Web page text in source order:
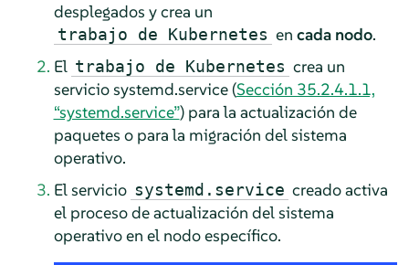
desplegados y crea un
trabajo de Kubernetes en cada nodo.
El trabajo de Kubernetes crea un
servicio systemd.service (Sección 35.2.4.1.1,
“systemd.service”) para la actualización de
paquetes o para la migración del sistema
operativo.
El servicio systemd.service creado activa
el proceso de actualización del sistema
operativo en el nodo específico.